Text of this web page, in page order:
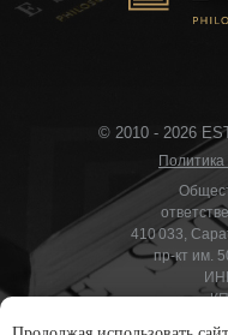
© 2010 - 2026
410 033,
пр-кт им.